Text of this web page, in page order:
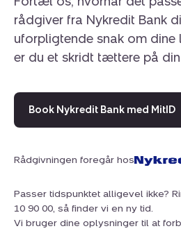
Det store terrassemiljø har
parti under åben himmel.
både, når solen står højt, når
når duggen falder og
besøg af både rådyr og harer og
vifte af områdets fuglearter.
rådgiver fra Nykredit Bank
uforpligtende snak om dine
er du et skridt tættere på
Book Nykredit Bank med MitID
Rådgivningen foregår hos
Passer tidspunktet alligevel ikke?
10 90 00, så finder vi en ny tid.
Vi bruger dine oplysninger til at